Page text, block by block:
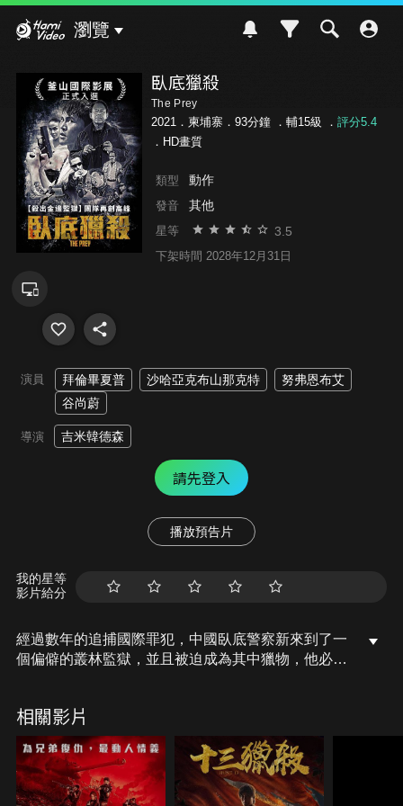
瀏覽
臥底獵殺
The Prey
2021．柬埔寨．93分鐘 ． 輔15級 ． 評分5.4
．HD畫質
類型 動作
發音 其他
星等 3.5
下架時間 2028年12月31日
演員 拜倫畢夏普 沙哈亞克布山那克特
努弗恩布艾
谷尚蔚
導演 吉米韓德森
請先登入
播放預告片
我的星等
影片給分
經過數年的追捕國際罪犯，中國臥底警察新來到了一
個偏僻的叢林監獄，並且被迫成為其中獵物，他必須
相關影片